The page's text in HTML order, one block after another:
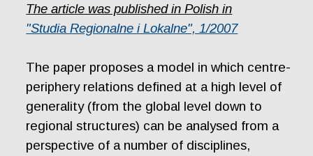
The article was published in Polish in
"Studia Regionalne i Lokalne", 1/2007
The paper proposes a model in which centre-
periphery relations defined at a high level of
generality (from the global level down to
regional structures) can be analysed from a
perspective of a number of disciplines,